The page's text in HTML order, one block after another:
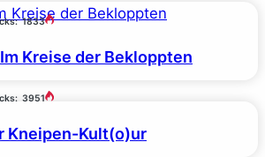
1833
Kreise der Bekloppten
3951
Kneipen-Kult(o)ur